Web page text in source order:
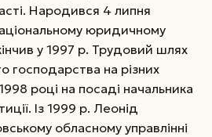
Народився 4 липня
юридичному
у 1997 р. Трудовий шлях
господарства на різних
році на посаді начальника
Із 1999 р. Леонід
обласному управлінні